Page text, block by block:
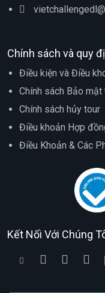
Chính sách và quy
Điều kiện và Điều
Chính sách Bảo mật
Chính sách hủy tour
Điều khoản Hợp
Điều Khoản & Các
Kết Nối Với Chúng